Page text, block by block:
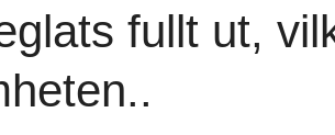
fullt ut,